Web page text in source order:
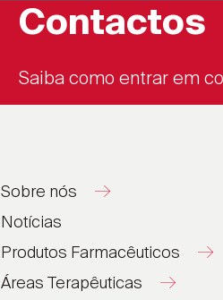
Contactos
Saiba como entrar em
Sobre nós
Notícias
Produtos Farmacêuticos
Áreas Terapêuticas